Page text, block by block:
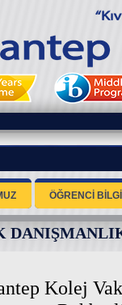
ÖĞRENCİ
Kolej